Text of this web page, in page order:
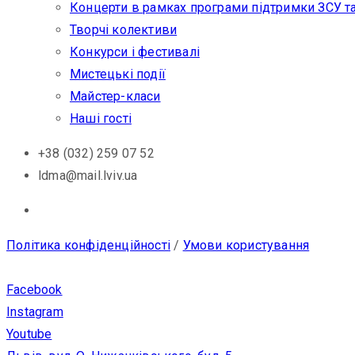
Концерти в рамках програми підтримки ЗСУ
Творчі колективи
Конкурси і фестивалі
Мистецькі події
Майстер-класи
Наші гості
+38 (032) 259 07 52
ldma@mail.lviv.ua
Політика конфіденційності / Умови користування
Facebook
Instagram
Youtube